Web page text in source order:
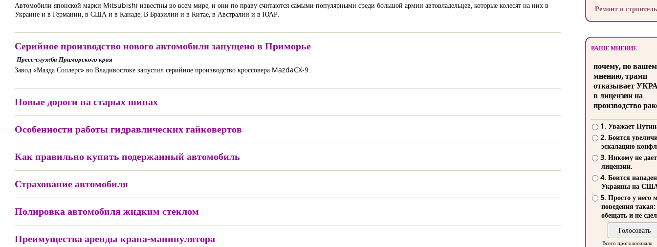
Автомобили японской марки Mitsubishi известны во всем мире, и они по праву считаются самыми популярными среди большой армии автовладельцев, которые колесят на них в
Украине и в Германии, в США и в Канаде, В Бразилии и в Китае, в Австралии и в ЮАР.
Серийное производство нового автомобиля запущено в Приморье
Пресс-служба Приморского края
Завод «Мазда Соллерс» во Владивостоке запустил серийное производство кроссовера MazdaCX-9.
Новые дороги на старых шинах
Особенности работы гидравлических гайковертов
Как правильно купить подержанный автомобиль
Страхование автомобиля
Полировка автомобиля жидким стеклом
Преимущества аренды крана-манипулятора
Ремонт и
ВАШЕ МНЕНИЕ
почему, по
мнению, трамп
отказывает
в лицензии на
производство
1. Уважает
2. Боится
эскалацию
3. Никому не
лицензии.
4. Боится
Украины на
5. Просто у него
поведения такая:
обещать и не
Всего проголосовало